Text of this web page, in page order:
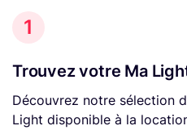
1
Trouvez votre Ma
Découvrez notre sélection
Light disponible à la